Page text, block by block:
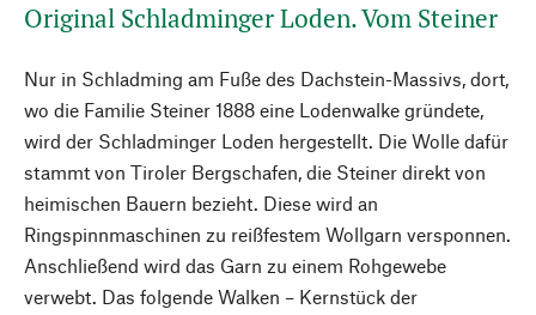
Original Schladminger Loden. Vom Steiner
Nur in Schladming am Fuße des Dachstein-Massivs, dort,
wo die Familie Steiner 1888 eine Lodenwalke gründete,
wird der Schladminger Loden hergestellt. Die Wolle dafür
stammt von Tiroler Bergschafen, die Steiner direkt von
heimischen Bauern bezieht. Diese wird an
Ringspinnmaschinen zu reißfestem Wollgarn versponnen.
Anschließend wird das Garn zu einem Rohgewebe
verwebt. Das folgende Walken – Kernstück der